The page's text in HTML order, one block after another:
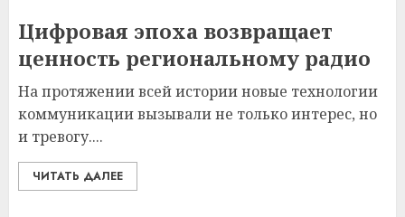
Цифровая эпоха возвращает
ценность региональному радио
На протяжении всей истории новые технологии
коммуникации вызывали не только интерес, но
и тревогу....
ЧИТАТЬ ДАЛЕЕ